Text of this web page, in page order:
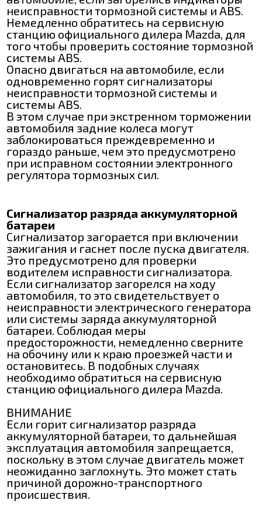
неисправности тормозной системы и ABS.
Немедленно обратитесь на сервисную
станцию официального дилера Mazda, для
того чтобы проверить состояние тормозной
системы ABS.
Опасно двигаться на автомобиле, если
одновременно горят сигнализаторы
неисправности тормозной системы и
системы ABS.
В этом случае при экстренном торможении
автомобиля задние колеса могут
заблокироваться преждевременно и
гораздо раньше, чем это предусмотрено
при исправном состоянии электронного
регулятора тормозных сил.
Сигнализатор разряда аккумуляторной
батареи
Сигнализатор загорается при включении
зажигания и гаснет после пуска двигателя.
Это предусмотрено для проверки
водителем исправности сигнализатора.
Если сигнализатор загорелся на ходу
автомобиля, то это свидетельствует о
неисправности электрического генератора
или системы заряда аккумуляторной
батареи. Соблюдая меры
предосторожности, немедленно сверните
на обочину или к краю проезжей части и
остановитесь. В подобных случаях
необходимо обратиться на сервисную
станцию официального дилера Mazda.
ВНИМАНИЕ
Если горит сигнализатор разряда
аккумуляторной батареи, то дальнейшая
эксплуатация автомобиля запрещается,
поскольку в этом случае двигатель может
неожиданно заглохнуть. Это может стать
причиной дорожно-транспортного
происшествия.